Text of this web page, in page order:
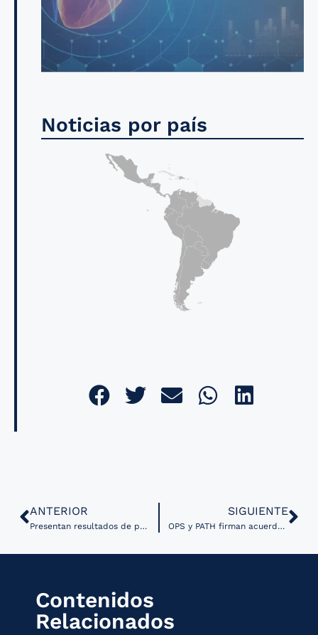
Noticias por país
ANTERIOR
Presentan resultados de proyecto de IA para mejorar atención de retinopatía diabética en Jalisco
SIGUIENTE
OPS y PATH firman acuerdo para fortalecer los sistemas de salud en las Américas
Contenidos
Relacionados